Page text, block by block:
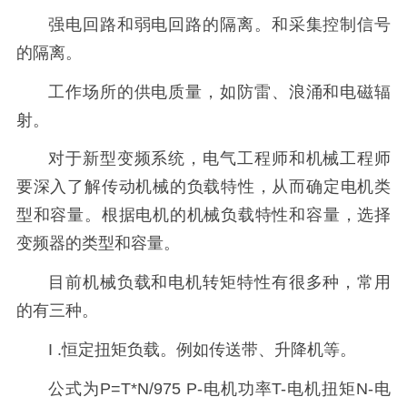
强电回路和弱电回路的隔离。和采集控制信号
的隔离。
工作场所的供电质量，如防雷、浪涌和电磁辐
射。
对于新型变频系统，电气工程师和机械工程师
要深入了解传动机械的负载特性，从而确定电机类
型和容量。根据电机的机械负载特性和容量，选择
变频器的类型和容量。
目前机械负载和电机转矩特性有很多种，常用
的有三种。
I .恒定扭矩负载。例如传送带、升降机等。
公式为P=T*N/975 P-电机功率T-电机扭矩N-电